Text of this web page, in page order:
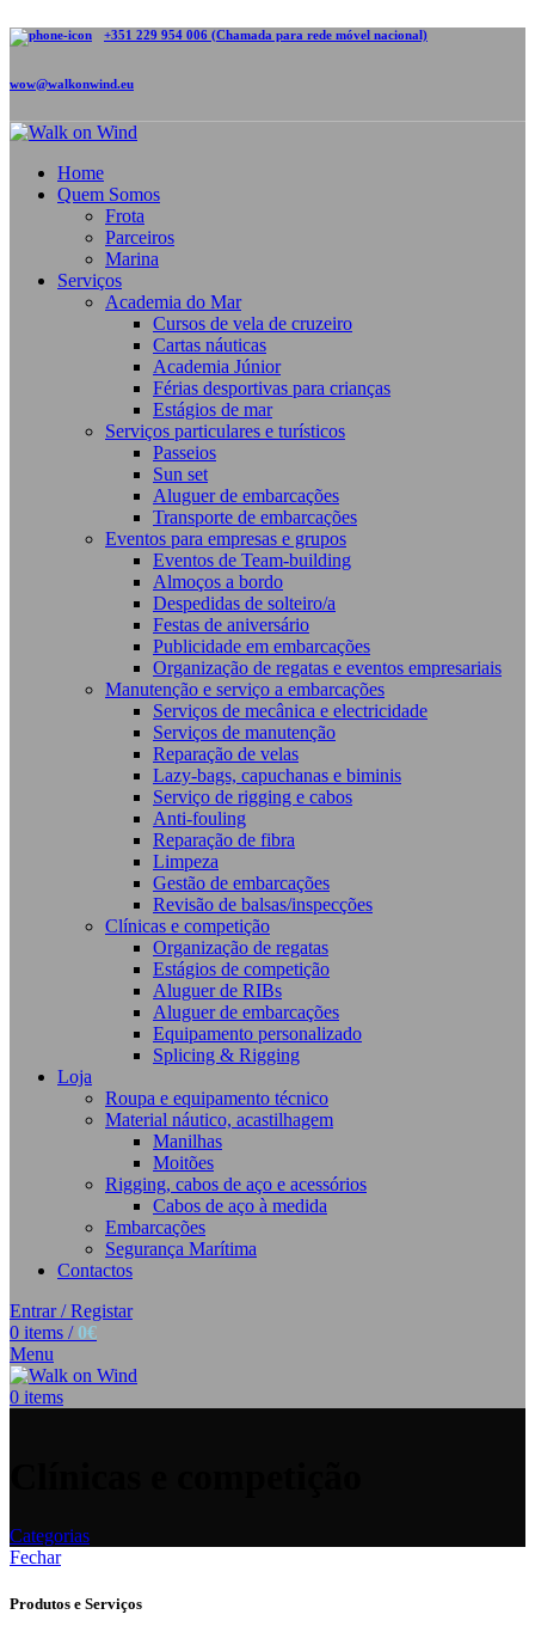
+351 229 954 006 (Chamada para rede móvel nacional)
wow@walkonwind.eu
Home
Quem Somos
Frota
Parceiros
Marina
Serviços
Academia do Mar
Cursos de vela de cruzeiro
Cartas náuticas
Academia Júnior
Férias desportivas para crianças
Estágios de mar
Serviços particulares e turísticos
Passeios
Sun set
Aluguer de embarcações
Transporte de embarcações
Eventos para empresas e grupos
Eventos de Team-building
Almoços a bordo
Despedidas de solteiro/a
Festas de aniversário
Publicidade em embarcações
Organização de regatas e eventos empresariais
Manutenção e serviço a embarcações
Serviços de mecânica e electricidade
Serviços de manutenção
Reparação de velas
Lazy-bags, capuchanas e biminis
Serviço de rigging e cabos
Anti-fouling
Reparação de fibra
Limpeza
Gestão de embarcações
Revisão de balsas/inspecções
Clínicas e competição
Organização de regatas
Estágios de competição
Aluguer de RIBs
Aluguer de embarcações
Equipamento personalizado
Splicing & Rigging
Loja
Roupa e equipamento técnico
Material náutico, acastilhagem
Manilhas
Moitões
Rigging, cabos de aço e acessórios
Cabos de aço à medida
Embarcações
Segurança Marítima
Contactos
Entrar / Registar
0 items / 0€
Menu
0 items
Categorias
Fechar
Produtos e Serviços